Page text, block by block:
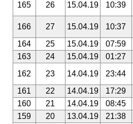
165 26 15.04.19 10:39
166 27 15.04.19 10:37
164
25 15.04.19 07:59
163
24 15.04.19 01:27
162
23 14.04.19 23:44
161
22 14.04.19 17:29
160
21 14.04.19 08:45
159
20 13.04.19 21:38